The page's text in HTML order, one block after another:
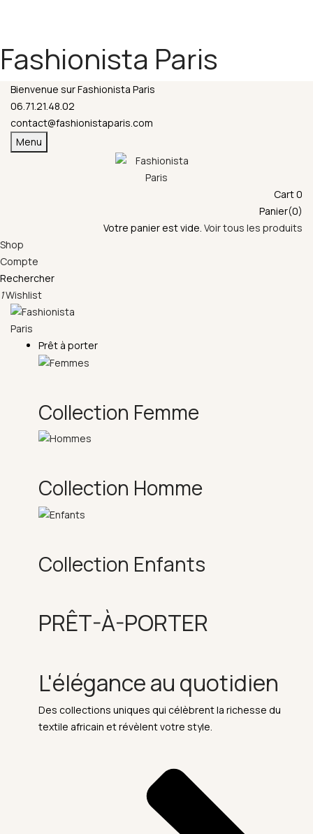
Fashionista Paris
Bienvenue sur Fashionista Paris
06.71.21.48.02
contact@fashionistaparis.com
Menu
Cart0
Panier(0)
Votre panier est vide. Voir tous les produits
Shop
Compte
Rechercher
1Wishlist
Prêt à porter
Collection Femme
Collection Homme
Collection Enfants
PRÊT-À-PORTER
L'élégance au quotidien
Des collections uniques qui célèbrent la richesse du
textile africain et révèlent votre style.
possible durant cette période.